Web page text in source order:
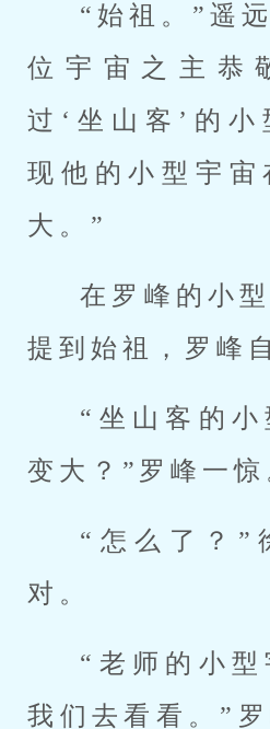
“始祖。”遥
位宇宙之主恭
过‘坐山客’的小
现他的小型宇宙
大。”
在罗峰的小
提到始祖，罗峰
“坐山客的小
变大？”罗峰一惊
“怎么了？”
对。
“老师的小型
我们去看看。”